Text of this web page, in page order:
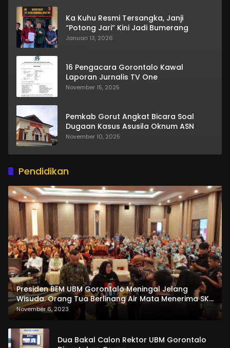
Ka Kuhu Resmi Tersangka, Janji
“Potong Jari” Kini Jadi Bumerang
Januari 13, 2026
16 Pengacara Gorontalo Kawal
Laporan Jurnalis TV One
November 15, 2025
Pemkab Gorut Angkat Bicara Soal
Dugaan Kasus Asusila Oknum ASN
November 10, 2025
Pendidikan
Presiden BEM UBM Gorontalo Meningal Jelang
Wisuda. Orang Tua Berlinang Air Mata Menerima SKL
dan Pemasangan Salempang
November 6, 2023
Dua Bakal Calon Rektor UBM Gorontalo